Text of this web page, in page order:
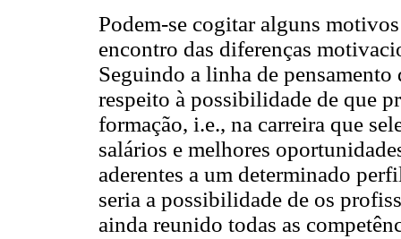
Podem-se cogitar alguns
encontro das diferenças
Seguindo a linha de
respeito à possibilidade de que
formação, i.e., na carreira que
salários e melhores
aderentes a um determinado
seria a possibilidade de os
ainda reunido todas as